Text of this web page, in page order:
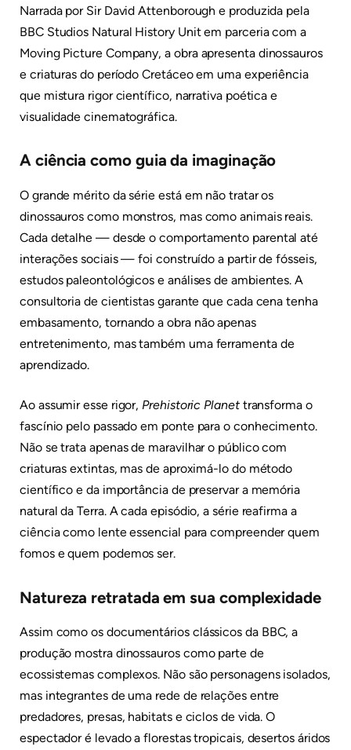
Narrada por Sir David Attenborough e produzida pela
BBC Studios Natural History Unit em parceria com a
Moving Picture Company, a obra apresenta dinossauros
e criaturas do período Cretáceo em uma experiência
que mistura rigor científico, narrativa poética e
visualidade cinematográfica.
A ciência como guia da imaginação
O grande mérito da série está em não tratar os
dinossauros como monstros, mas como animais reais.
Cada detalhe — desde o comportamento parental até
interações sociais — foi construído a partir de fósseis,
estudos paleontológicos e análises de ambientes. A
consultoria de cientistas garante que cada cena tenha
embasamento, tornando a obra não apenas
entretenimento, mas também uma ferramenta de
aprendizado.
Ao assumir esse rigor,Prehistoric Planettransforma o
fascínio pelo passado em ponte para o conhecimento.
Não se trata apenas de maravilhar o público com
criaturas extintas, mas de aproximá-lo do método
científico e da importância de preservar a memória
natural da Terra. A cada episódio, a série reafirma a
ciência como lente essencial para compreender quem
fomos e quem podemos ser.
Natureza retratada em sua complexidade
Assim como os documentários clássicos da BBC, a
produção mostra dinossauros como parte de
ecossistemas complexos. Não são personagens isolados,
mas integrantes de uma rede de relações entre
predadores, presas, habitats e ciclos de vida. O
espectador é levado a florestas tropicais, desertos áridos